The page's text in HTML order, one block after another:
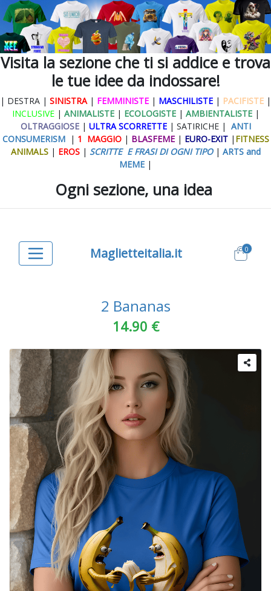
Visita la sezione che ti si addice e trova
le tue idee da indossare!
| DESTRA | SINISTRA| FEMMINISTE | MASCHILISTE | PACIFISTE |
INCLUSIVE| ANIMALISTE| ECOLOGISTE | AMBIENTALISTE|
OLTRAGGIOSE| ULTRA SCORRETTE | SATIRICHE | ANTI
CONSUMERISM | 1 MAGGIO| BLASFEME | EURO-EXIT| FITNESS
ANIMALS| EROS| SCRITTE E FRASI DI OGNI TIPO | ARTS and
MEME |
Ogni sezione, una idea
Maglietteitalia.it 0
2 Bananas
14.90 €